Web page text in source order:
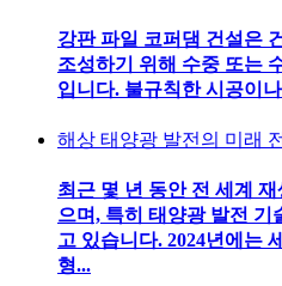
강판 파일 코퍼댐 건설은
조성하기 위해 수중 또는
입니다. 불규칙한 시공이
해상 태양광 발전의 미래
최근 몇 년 동안 전 세계
으며, 특히 태양광 발전 기
고 있습니다. 2024년에는
형...